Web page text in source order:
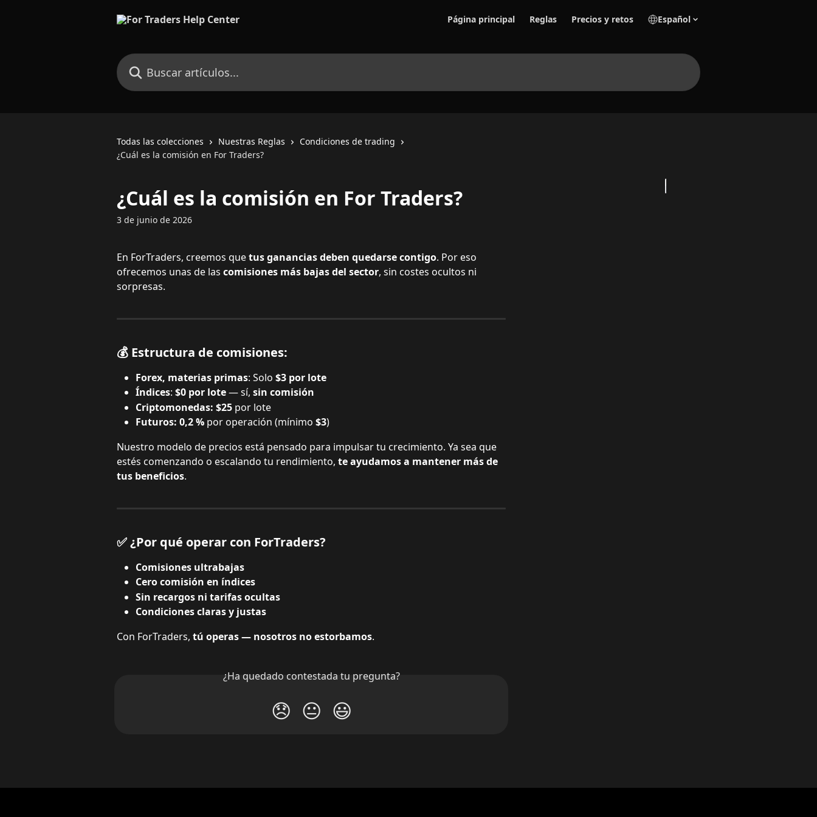
Página principal Reglas Precios y retos Español
Buscar artículos...
Todas las colecciones Nuestras Reglas
Condiciones de trading
¿Cuál es la comisión en For Traders?
¿Cuál es la comisión en For Traders?
3 de junio de 2026
En ForTraders, creemos que tus ganancias deben quedarse contigo. Por eso
ofrecemos unas de las comisiones más bajas del sector, sin costes ocultos ni
sorpresas.
💰 Estructura de comisiones:
Forex, materias primas: Solo $3 por lote
Índices: $0 por lote — sí, sin comisión
Criptomonedas: $25 por lote
Futuros: 0,2 % por operación (mínimo $3)
Nuestro modelo de precios está pensado para impulsar tu crecimiento. Ya sea que
estés comenzando o escalando tu rendimiento, te ayudamos a mantener más de
tus beneficios.
✅ ¿Por qué operar con ForTraders?
Comisiones ultrabajas
Cero comisión en índices
Sin recargos ni tarifas ocultas
Condiciones claras y justas
Con ForTraders, tú operas — nosotros no estorbamos.
¿Ha quedado contestada tu pregunta?
😞 😐 😃